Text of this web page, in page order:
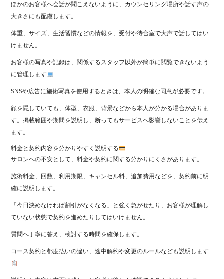
ほかのお客様へ会話が聞こえないように、カウンセリング場所や話す声の
大きさにも配慮します。
体重、サイズ、生活習慣などの情報を、受付や待合室で大声で話してはい
けません。
お客様の写真や記録は、関係するスタッフ以外が簡単に閲覧できないよう
に管理します
SNSや広告に施術写真を使用するときは、本人の明確な同意が必要です。
顔を隠していても、体型、衣服、背景などから本人が分かる場合がありま
す。掲載範囲や期間を説明し、断ってもサービスへ影響しないことを伝え
ます。
料金と契約内容を分かりやすく説明する
サロンへの不安として、料金や契約に関する分かりにくさがあります。
施術料金、回数、利用期限、キャンセル料、追加費用などを、契約前に明
確に説明します。
「今日決めなければ割引がなくなる」と強く急がせたり、お客様が理解し
ていない状態で契約を進めたりしてはいけません。
質問へ丁寧に答え、検討する時間を確保します。
コース契約と都度払いの違い、途中解約や変更のルールなども説明します